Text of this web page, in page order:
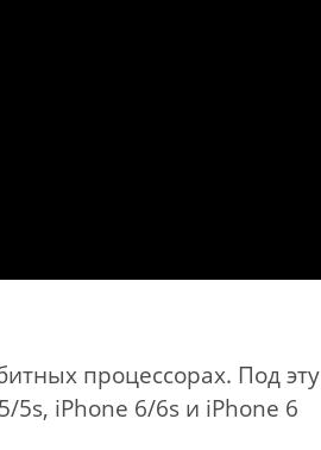
процессорах. Под эту
5s, iPhone 6/6s и iPhone 6